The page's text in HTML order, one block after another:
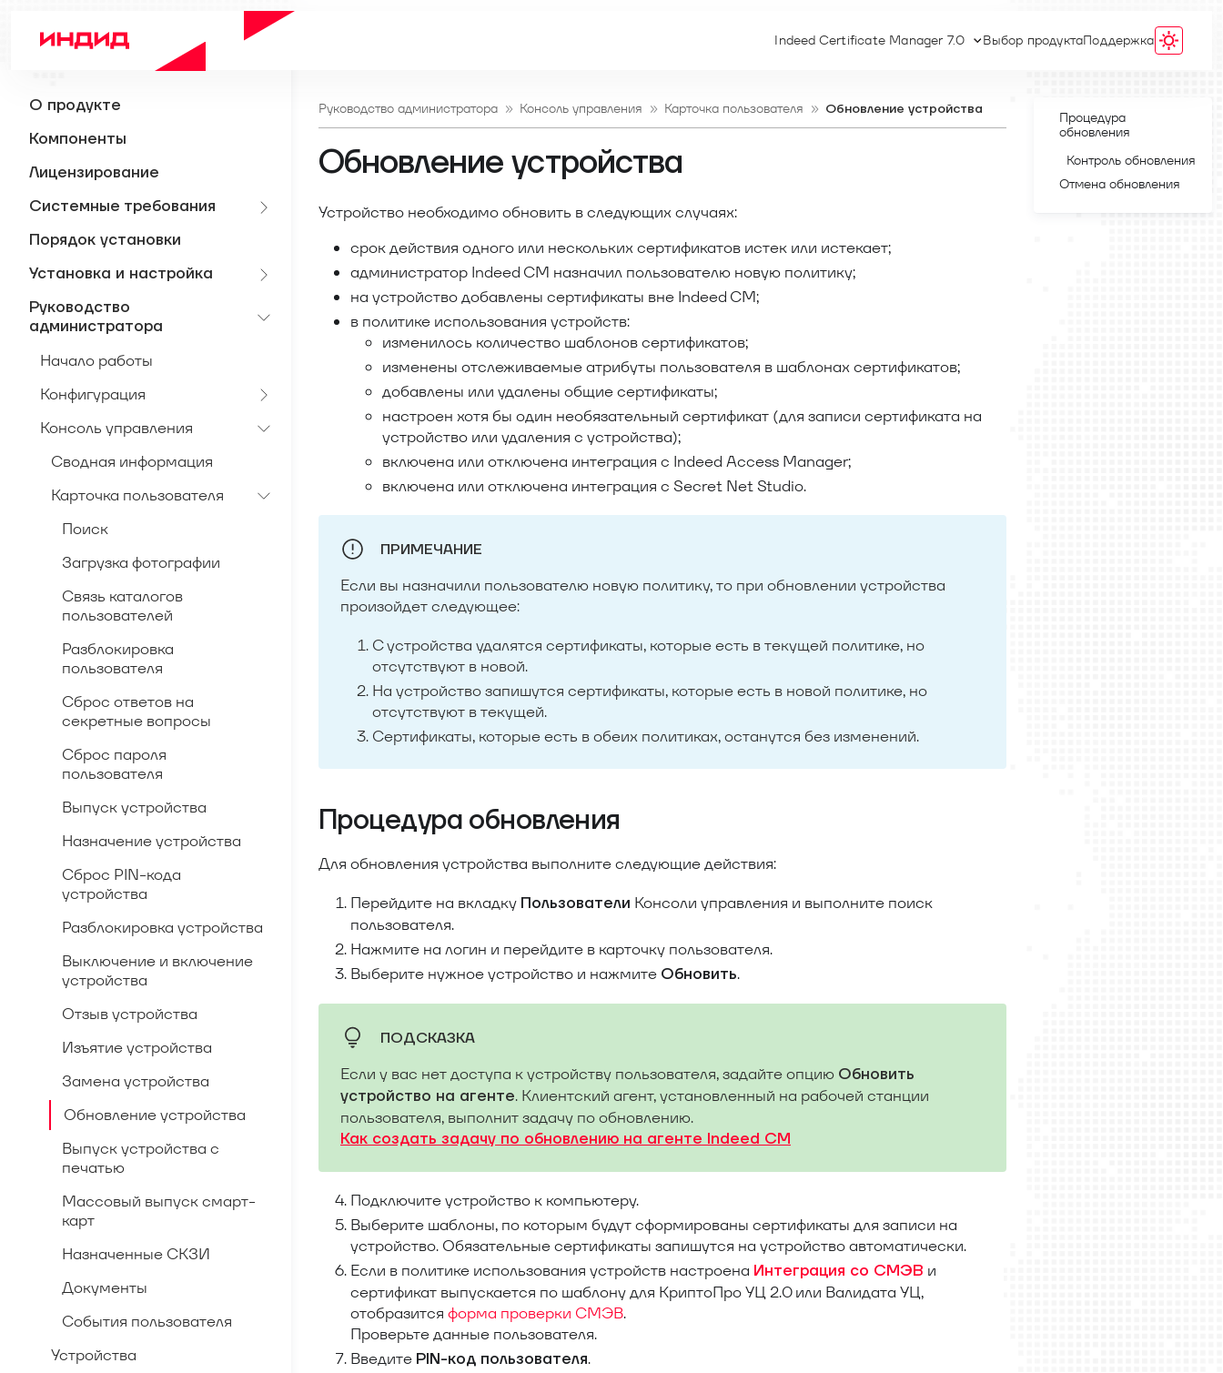
Indeed Certificate Manager 7.0 Выбор продуктаПоддержка
О продукте
Компоненты
Лицензирование
Системные требования
Порядок установки
Установка и настройка
Руководство
администратора
Начало работы
Конфигурация
Консоль управления
Сводная информация
Карточка пользователя
Поиск
Загрузка фотографии
Связь каталогов
пользователей
Разблокировка
пользователя
Сброс ответов на
секретные вопросы
Сброс пароля
пользователя
Выпуск устройства
Назначение устройства
Сброс PIN-кода
устройства
Разблокировка устройства
Выключение и включение
устройства
Отзыв устройства
Изъятие устройства
Замена устройства
Обновление устройства
Выпуск устройства с
печатью
Массовый выпуск смарт-
карт
Назначенные СКЗИ
Документы
События пользователя
Устройства
Руководство администратора Консоль управления Карточка пользователя Обновление устройства
Обновление устройства
Устройство необходимо обновить в следующих случаях:
срок действия одного или нескольких сертификатов истек или истекает;
администратор Indeed CM назначил пользователю новую политику;
на устройство добавлены сертификаты вне Indeed CM;
в политике использования устройств:
изменилось количество шаблонов сертификатов;
изменены отслеживаемые атрибуты пользователя в шаблонах сертификатов;
добавлены или удалены общие сертификаты;
настроен хотя бы один необязательный сертификат (для записи сертификата на
устройство или удаления с устройства);
включена или отключена интеграция с Indeed Access Manager;
включена или отключена интеграция с Secret Net Studio.
ПРИМЕЧАНИЕ
Если вы назначили пользователю новую политику, то при обновлении устройства
произойдет следующее:
С устройства удалятся сертификаты, которые есть в текущей политике, но
отсутствуют в новой.
На устройство запишутся сертификаты, которые есть в новой политике, но
отсутствуют в текущей.
Сертификаты, которые есть в обеих политиках, останутся без изменений.
Процедура обновления
Для обновления устройства выполните следующие действия:
Перейдите на вкладку Пользователи Консоли управления и выполните поиск
пользователя.
Нажмите на логин и перейдите в карточку пользователя.
Выберите нужное устройство и нажмите Обновить.
ПОДСКАЗКА
Если у вас нет доступа к устройству пользователя, задайте опцию Обновить
устройство на агенте. Клиентский агент, установленный на рабочей станции
пользователя, выполнит задачу по обновлению.
Как создать задачу по обновлению на агенте Indeed CM
Подключите устройство к компьютеру.
Выберите шаблоны, по которым будут сформированы сертификаты для записи на
устройство. Обязательные сертификаты запишутся на устройство автоматически.
Если в политике использования устройств настроена Интеграция со СМЭВ и
сертификат выпускается по шаблону для КриптоПро УЦ 2.0 или Валидата УЦ,
отобразится форма проверки СМЭВ.
Проверьте данные пользователя.
Введите PIN-код пользователя.
Процедура
обновления
Контроль обновления
Отмена обновления